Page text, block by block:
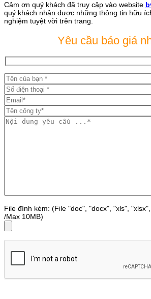
Cảm ơn quý khách đã truy cập vào website
quý khách nhận được những thông tin hữu
nghiệm tuyệt vời trên trang.
Yêu cầu báo giá
File đính kèm: (File "doc", "docx", "xls",
/Max 10MB)